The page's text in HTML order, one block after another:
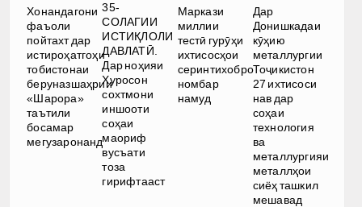
Хонандагони
фаъоли
пойтахт дар
истироҳатгоҳи
тобистонаи
беруназшаҳрии
«Шарора»
таътили
босамар
мегузаронанд
35-
СОЛАГИИ
ИСТИҚЛОЛИ
ДАВЛАТӢ.
Дар ноҳияи
Хуросон
сохтмони
иншооти
соҳаи
маориф
вусъати
тоза
гирифтааст
Маркази
миллии
тестӣ гурӯҳи
ихтисосҳои
серинтихобро
номбар
намуд
Дар
Донишкадаи
кӯҳию
металлургии
Тоҷикистон
27 ихтисоси
нав дар
соҳаи
технология
ва
металлургияи
металлҳои
сиёҳ ташкил
мешавад